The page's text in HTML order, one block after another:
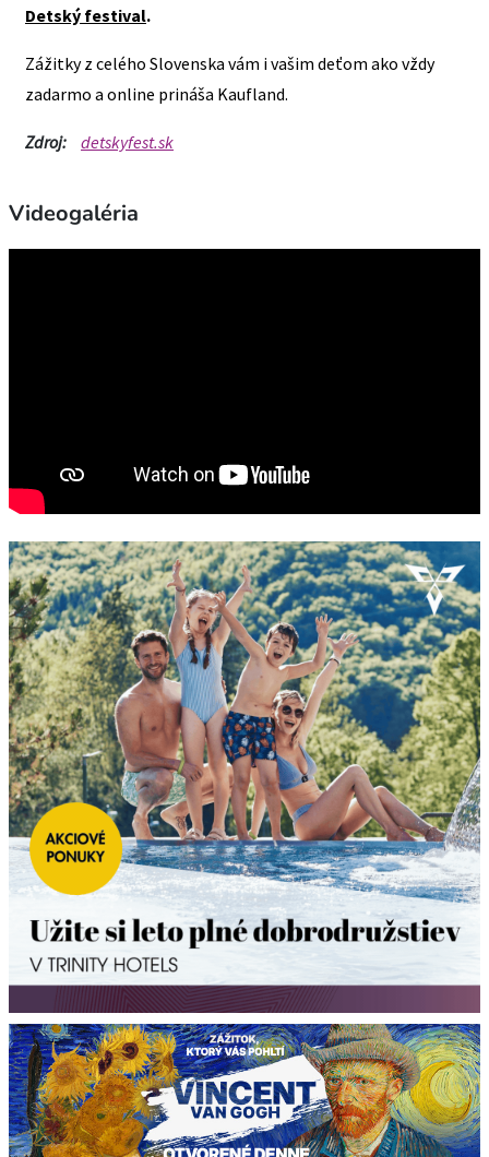
Detský festival.
Zážitky z celého Slovenska vám i vašim deťom ako vždy
zadarmo a online prináša Kaufland.
Zdroj: detskyfest.sk
Videogaléria